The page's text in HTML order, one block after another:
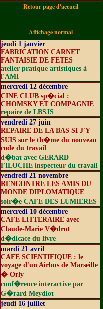
Retour page d'accueil
Affichage normal
jeudi 1 janvier
FABRICATION CARNET
FANTAISIE DE FETES
atelier pratique artistiques à
l'AMI
mercredi 12 décembre
CINE CLUB sp�cial :
CHOMSKY ET COMPAGNIE
repaire de LBSJS
vendredi 27 juin
REPAIRE DE LA BAS SI J'Y
SUIS sur le th�me du nouveau
code du travail
d�bat avec GERARD
FILOCHE inspecteur du travail
vendredi 21 novembre
RENCONTRE LES AMIS DU
MONDE DIPLOMATIQUE
soir�e CAFE DES LUMIERES
mercredi 10 décembre
CAFE LITTERAIRE avec
Claude-Marie V�drot
d�dicace du livre
mardi 21 avril
CAFE SCIENTIFIQUE : le
voyage d'un Airbus de Marseille
� Orly
conf�rence interactive par
G�rard Meydiot
jeudi 16 juillet